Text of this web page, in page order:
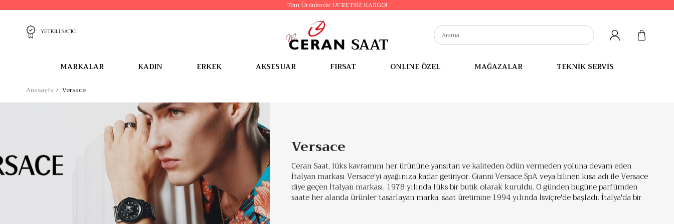
Tüm Ürünlerde ÜCRETSİZ KARGO!
YETKİLİ SATICI
MARKALAR KADIN ERKEK AKSESUAR FIRSAT ONLINE ÖZEL MAĞAZALAR TEKNİK SERVİS
Anasayfa Versace
Versace
Ceran Saat, lüks kavramını her ürününe yansıtan ve kaliteden ödün vermeden yoluna devam eden
İtalyan markası Versace'yi ayağınıza kadar getiriyor. Gianni Versace SpA veya bilinen kısa adı ile Versace
diye geçen İtalyan markası, 1978 yılında lüks bir butik olarak kuruldu. O günden bugüne parfümden
saate her alanda ürünler tasarlayan marka, saat üretimine 1994 yılında İsviçre'de başladı. İtalya'da bir